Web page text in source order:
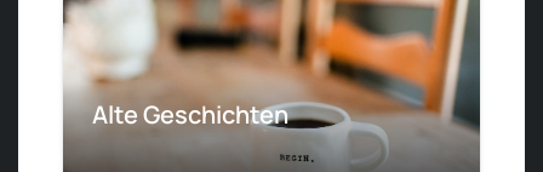
Alte Geschichten